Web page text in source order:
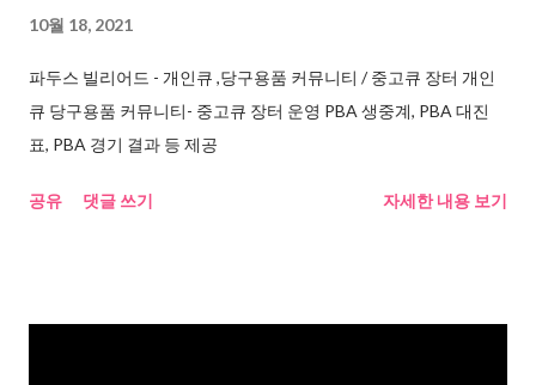
10월 18, 2021
파두스 빌리어드 - 개인큐 ,당구용품 커뮤니티 / 중고큐 장터 개인
큐 당구용품 커뮤니티- 중고큐 장터 운영 PBA 생중계, PBA 대진
표, PBA 경기 결과 등 제공
공유 댓글 쓰기 자세한 내용 보기